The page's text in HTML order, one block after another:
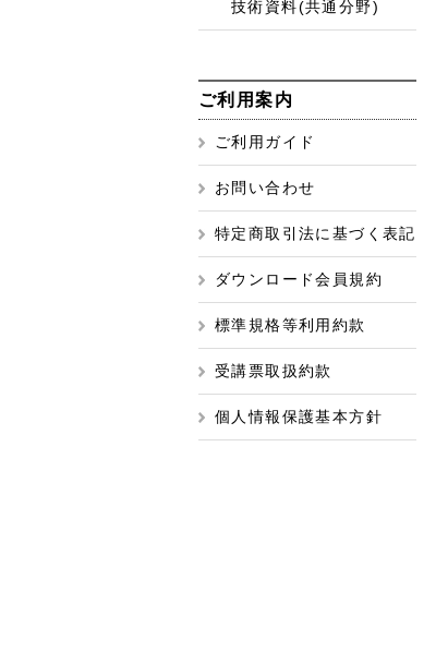
技術資料(共通分野)
ご利用案内
ご利用ガイド
お問い合わせ
特定商取引法に基づく表記
ダウンロード会員規約
標準規格等利用約款
受講票取扱約款
個人情報保護基本方針